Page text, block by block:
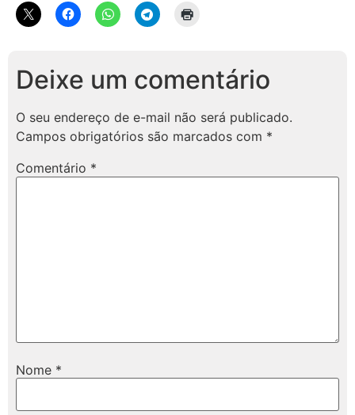
Deixe um comentário
O seu endereço de e-mail não será publicado.
Campos obrigatórios são marcados com *
Comentário *
Nome *